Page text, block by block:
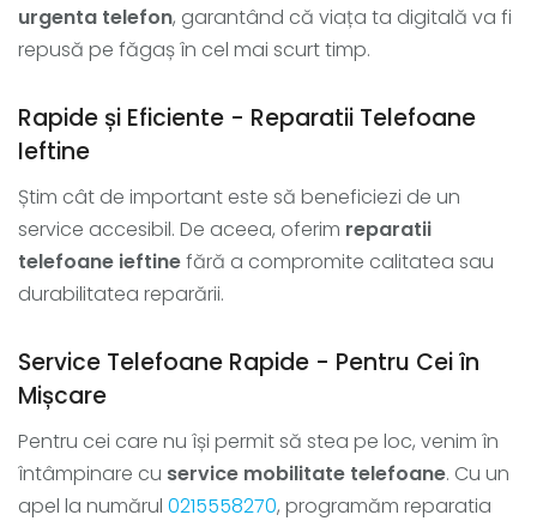
urgenta telefon, garantând că viața ta digitală va fi
repusă pe făgaș în cel mai scurt timp.
Rapide și Eficiente - Reparatii Telefoane
Ieftine
Știm cât de important este să beneficiezi de un
service accesibil. De aceea, oferim reparatii
telefoane ieftinefără a compromite calitatea sau
durabilitatea reparării.
Service Telefoane Rapide - Pentru Cei în
Mișcare
Pentru cei care nu își permit să stea pe loc, venim în
întâmpinare cu service mobilitate telefoane. Cu un
apel la numărul 0215558270, programăm reparatia